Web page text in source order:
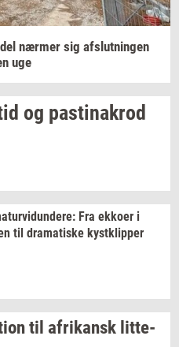
nær­mer sig af­slut­nin­gen
uge
og pa­stina­krod
Fra ek­ko­er i
til dra­ma­ti­ske kyst­klip­per
til afri­kansk lit­te­